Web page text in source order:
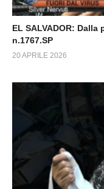
EL SALVADOR:
n.1767.SP
20 APRILE 2026